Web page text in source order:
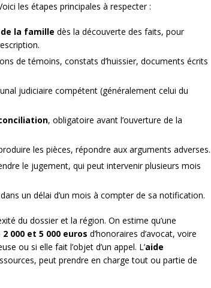
les étapes principales à respecter :
la famille dès la découverte des faits, pour
de témoins, constats d’huissier, documents écrits
judiciaire compétent (généralement celui du
, obligatoire avant l’ouverture de la
les pièces, répondre aux arguments adverses.
le jugement, qui peut intervenir plusieurs mois
un délai d’un mois à compter de sa notification.
du dossier et la région. On estime qu’une
000 et 5 000 euros d’honoraires d’avocat, voire
ou si elle fait l’objet d’un appel. L’aide
peut prendre en charge tout ou partie de